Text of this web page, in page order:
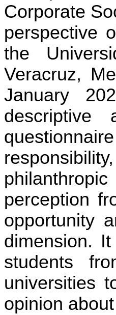
Corporate
perspective
the
Veracruz,
January
descriptive
perception
opportunity
dimension.
students
universities
opinion